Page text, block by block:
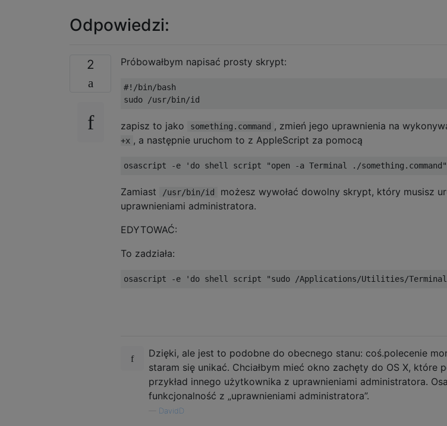
Odpowiedzi:
2 Próbowałbym napisać prosty skrypt:
#!/bin/bash
zapisz to jako something.command , zmień jego uprawnienia na
+x , a następnie uruchom to z AppleScript za pomocą
Zamiast /usr/bin/id
możesz wywołać dowolny skrypt, który musisz
uprawnieniami administratora.
EDYTOWAĆ:
To zadziała:
Dzięki, ale jest to podobne do obecnego stanu: coś.polecenie
staram się unikać. Chciałbym mieć okno zachęty do OS X, które
przykład innego użytkownika z uprawnieniami administratora.
funkcjonalność z „uprawnieniami administratora”.
DavidD